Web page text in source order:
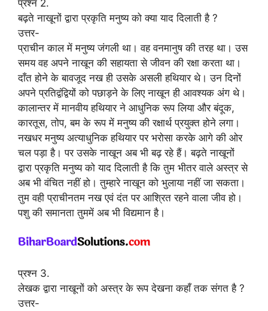
प्रश्न 2.
बढ़ते नाखूनों द्वारा प्रकृति मनुष्य को क्या याद दिलाती है ?
उत्तर-
प्राचीन काल में मनुष्य जंगली था। वह वनमानुष की तरह था। उस
समय वह अपने नाखून की सहायता से जीवन की रक्षा करता था।
दाँत होने के बावजूद नख ही उसके असली हथियार थे। उन दिनों
अपने प्रतिद्वंद्वियों को पछाड़ने के लिए नाखून ही आवश्यक अंग थे।
कालान्तर में मानवीय हथियार ने आधुनिक रूप लिया और बंदूक,
कारतूस, तोप, बम के रूप में मनुष्य की रक्षार्थ प्रयुक्त होने लगा।
नखधर मनुष्य अत्याधुनिक हथियार पर भरोसा करके आगे की ओर
चल पड़ा है। पर उसके नाखून अब भी बढ़ रहे हैं। बढ़ते नाखूनों
द्वारा प्रकृति मनुष्य को याद दिलाती है कि तुम भीतर वाले अस्त्र से
अब भी वंचित नहीं हो। तुम्हारे नाखून को भुलाया नहीं जा सकता।
तुम वही प्राचीनतम नख एवं दंत पर आश्रित रहने वाला जीव हो।
पशु की समानता तुममें अब भी विद्यमान है।
प्रश्न 3.
लेखक द्वारा नाखूनों को अस्त्र के रूप देखना कहाँ तक संगत है ?
उत्तर-